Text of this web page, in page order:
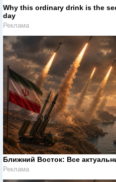
Why this ordinary drink is the
day
Реклама
Ближний Восток: Все
Реклама